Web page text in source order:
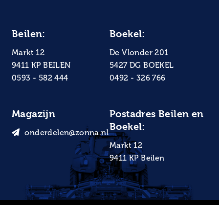
Beilen:
Markt 12
9411 KP BEILEN
0593 - 582 444
Boekel:
De Vlonder 201
5427 DG BOEKEL
0492 - 326 766
Magazijn
onderdelen@zonna.nl
Postadres Beilen en
Boekel:
Markt 12
9411 KP Beilen